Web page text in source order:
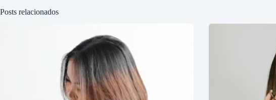
Posts relacionados